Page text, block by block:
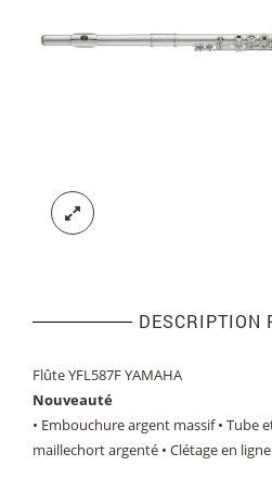
DESCRIPTION
Flûte YFL587F YAMAHA
Nouveauté
• Embouchure argent massif • Tube
maillechort argenté • Clétage en